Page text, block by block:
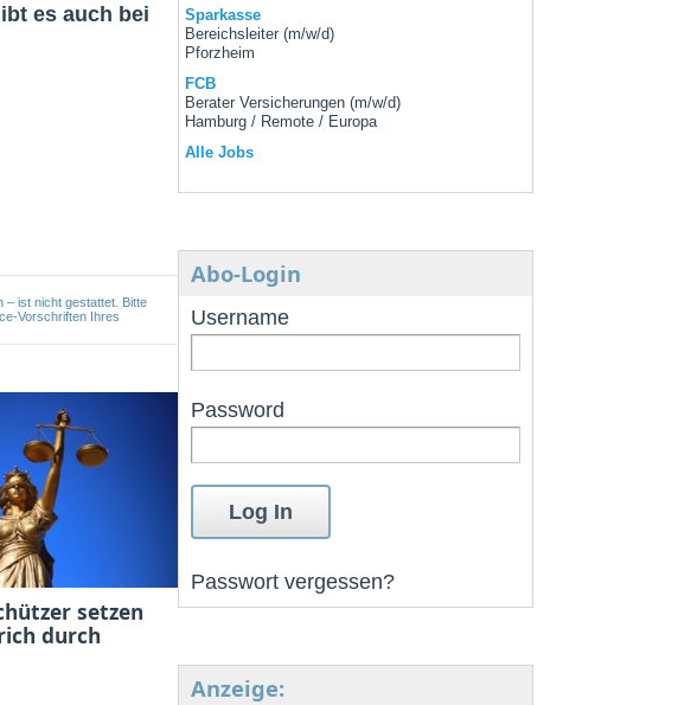
es auch bei
– ist nicht gestattet. Bitte
Vorschriften Ihres
setzen
durch
Sparkasse
Bereichsleiter (m/w/d)
Pforzheim
FCB
Berater Versicherungen (m/w/d)
Hamburg / Remote / Europa
Alle Jobs
Abo-Login
Username
Password
Passwort vergessen?
Anzeige: